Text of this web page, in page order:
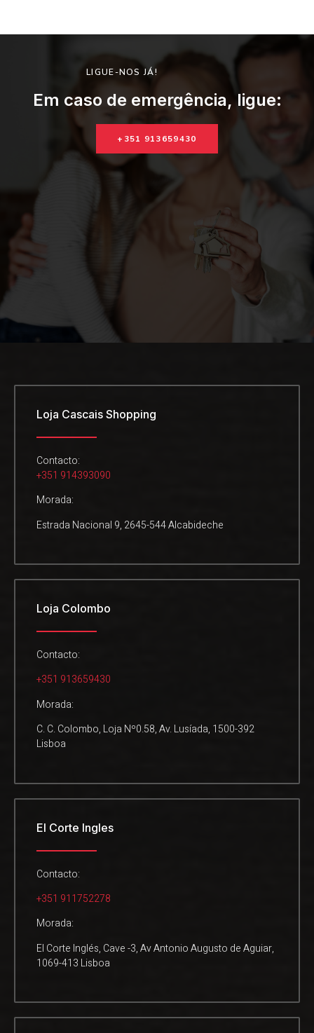
LIGUE-NOS JÁ!
Em caso de emergência, ligue:
+351 913659430
Loja Cascais Shopping
Contacto:
+351 914393090
Morada:
Estrada Nacional 9, 2645-544 Alcabideche
Loja Colombo
Contacto:
+351 913659430
Morada:
C. C. Colombo, Loja Nº0.58, Av. Lusíada, 1500-392
Lisboa
El Corte Ingles
Contacto:
+351 911752278
Morada:
El Corte Inglés, Cave -3, Av Antonio Augusto de Aguiar,
1069-413 Lisboa